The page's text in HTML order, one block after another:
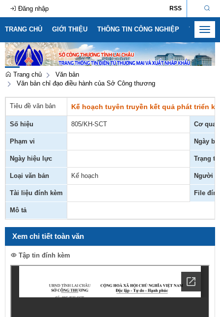
RSS
Đăng nhập
TRANG CHỦ GIỚI THIỆU THÔNG TIN CÔNG NGHIỆP THÔNG
Trang chủ
Văn bản
Văn bản chỉ đạo điều hành của Sở Công thương
Tiêu đề văn bản Kế hoạch tuyên truyền kết quả phát triển
Số hiệu 805/KH-SCT Cơ
Phạm vi Ngày
Ngày hiệu lực Trạng
Loại văn bản Kế hoạch Người
Tài liệu đính kèm File
Mô tả
Xem chi tiết toàn văn
Tập tin đính kèm